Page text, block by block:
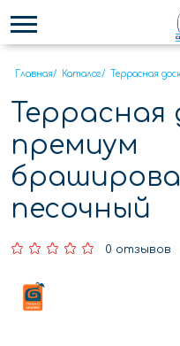
Главная/ Каталог/ Террасная
премиум
песочный
0 отзывов